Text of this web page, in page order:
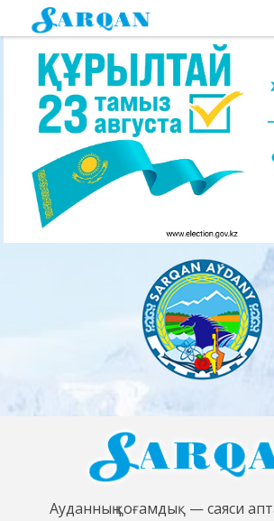
Ауданның қоғамдық — саяси